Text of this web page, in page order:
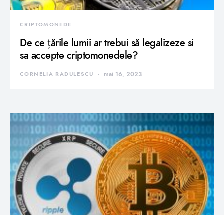
CRIPTOMONEDE
De ce țările lumii ar trebui să legalizeze si
sa accepte criptomonedele?
CORNELIA RADULESCU mai 16, 2023